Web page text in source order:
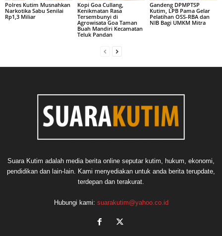
Polres Kutim Musnahkan
Narkotika Sabu Senilai
Rp1,3 Miliar
Kopi Goa Cullang,
Kenikmatan Rasa
Tersembunyi di
Agrowisata Goa Taman
Buah Mandiri Kecamatan
Teluk Pandan
Gandeng DPMPTSP
Kutim, LPB Pama Gelar
Pelatihan OSS-RBA dan
NIB Bagi UMKM Mitra
Suara Kutim adalah media berita online seputar kutim, hukum, ekonomi,
pendidikan dan lain-lain. Kami menyediakan untuk anda berita terupdate,
terdepan dan terakurat.
Hubungi kami: suarakutim@yahoo.co.id